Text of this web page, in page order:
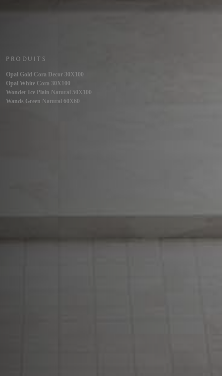
PRODUITS
Opal Gold Cora Decor 30X100
Opal White Cora 30X100
Wonder Ice Plain Natural 50X100
Wands Green Natural 60X60